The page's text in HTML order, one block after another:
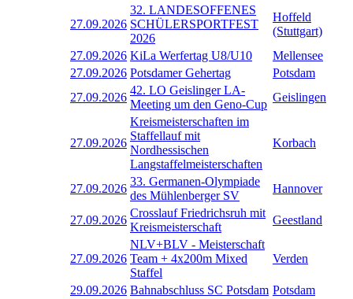
27.09.2026
32. LANDESOFFENES
SCHÜLERSPORTFEST
2026
Hoffeld
(Stuttgart)
27.09.2026 KiLa Werfertag U8/U10
Mellensee
27.09.2026 Potsdamer Gehertag
Potsdam
27.09.2026
42. LO Geislinger LA-
Meeting um den Geno-Cup
Geislingen
27.09.2026
Kreismeisterschaften im
Staffellauf mit
Nordhessischen
Langstaffelmeisterschaften
Korbach
27.09.2026
33. Germanen-Olympiade
des Mühlenberger SV
Hannover
27.09.2026
Crosslauf Friedrichsruh mit
Kreismeisterschaft
Geestland
27.09.2026
NLV+BLV - Meisterschaft
Team + 4x200m Mixed
Staffel
Verden
29.09.2026 Bahnabschluss SC Potsdam Potsdam